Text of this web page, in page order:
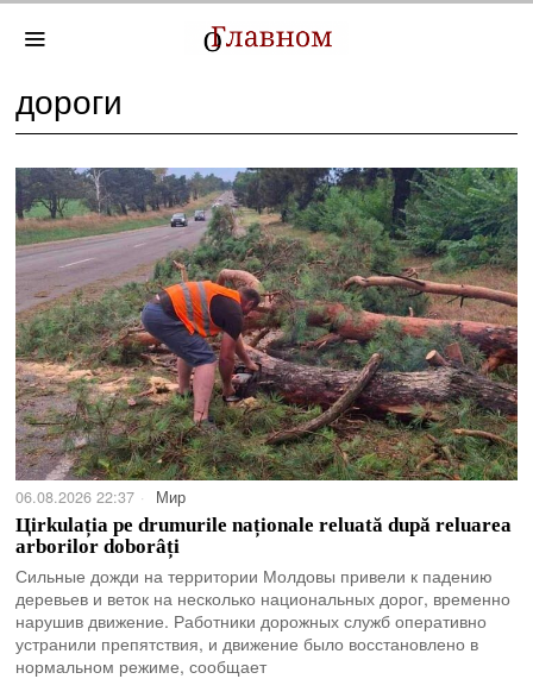
дороги
06.08.2026 22:37 Мир
Цirkulația pe drumurile naționale reluată după reluarea
arborilor doborâți
Сильные дожди на территории Молдовы привели к падению
деревьев и веток на несколько национальных дорог, временно
нарушив движение. Работники дорожных служб оперативно
устранили препятствия, и движение было восстановлено в
нормальном режиме, сообщает